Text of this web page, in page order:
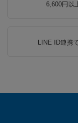
6,600円以
LINE ID連携